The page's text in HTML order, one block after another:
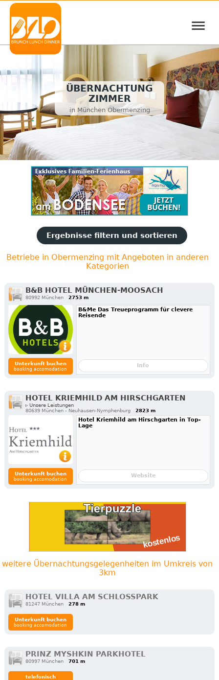
≡
ÜBERNACHTUNG
ZIMMER
in München Obermenzing
Ergebnisse filtern und sortieren
Betriebe in Obermenzing mit Angeboten in anderen
Kategorien
B&B HOTEL MÜNCHEN-MOOSACH
80992 München 2753 m
Unterkunft buchen
booking accomodation
B&Me Das Treueprogramm für clevere
Reisende
Info
HOTEL KRIEMHILD AM HIRSCHGARTEN
▹ Unsere Leistungen
80639 München - Neuhausen-Nymphenburg
2823 m
Unterkunft buchen
booking accomodation
Hotel Kriemhild am Hirschgarten in Top-
Lage
Website
weitere Übernachtungsgelegenheiten im Umkreis von
3km
HOTEL VILLA AM SCHLOSSPARK
81247 München 278 m
Unterkunft buchen
booking accomodation
PRINZ MYSHKIN PARKHOTEL
80997 München 701 m
telefonisch